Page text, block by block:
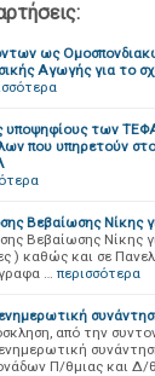
ως
Αγωγής για το
υποψηφίους των
που υπηρετούν
Βεβαίωσης Νίκης
Βεβαίωσης Νίκης
) καθώς και σε
… περισσότερα
από την
Π/θμιας και Δ/